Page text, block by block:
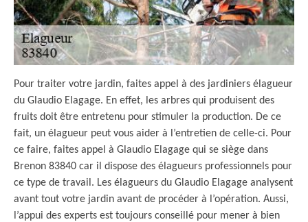
Pour traiter votre jardin, faites appel à des jardiniers élagueur
du Glaudio Elagage. En effet, les arbres qui produisent des
fruits doit être entretenu pour stimuler la production. De ce
fait, un élagueur peut vous aider à l’entretien de celle-ci. Pour
ce faire, faites appel à Glaudio Elagage qui se siège dans
Brenon 83840 car il dispose des élagueurs professionnels pour
ce type de travail. Les élagueurs du Glaudio Elagage analysent
avant tout votre jardin avant de procéder à l’opération. Aussi,
l’appui des experts est toujours conseillé pour mener à bien